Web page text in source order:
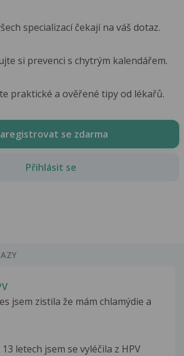
specializací čekají na váš dotaz.
si prevenci s chytrým kalendářem.
praktické a ověřené tipy od lékařů.
se zdarma
Přihlásit se
jsem zistila že mám chlamýdie a
letech jsem se vyléčila z HPV